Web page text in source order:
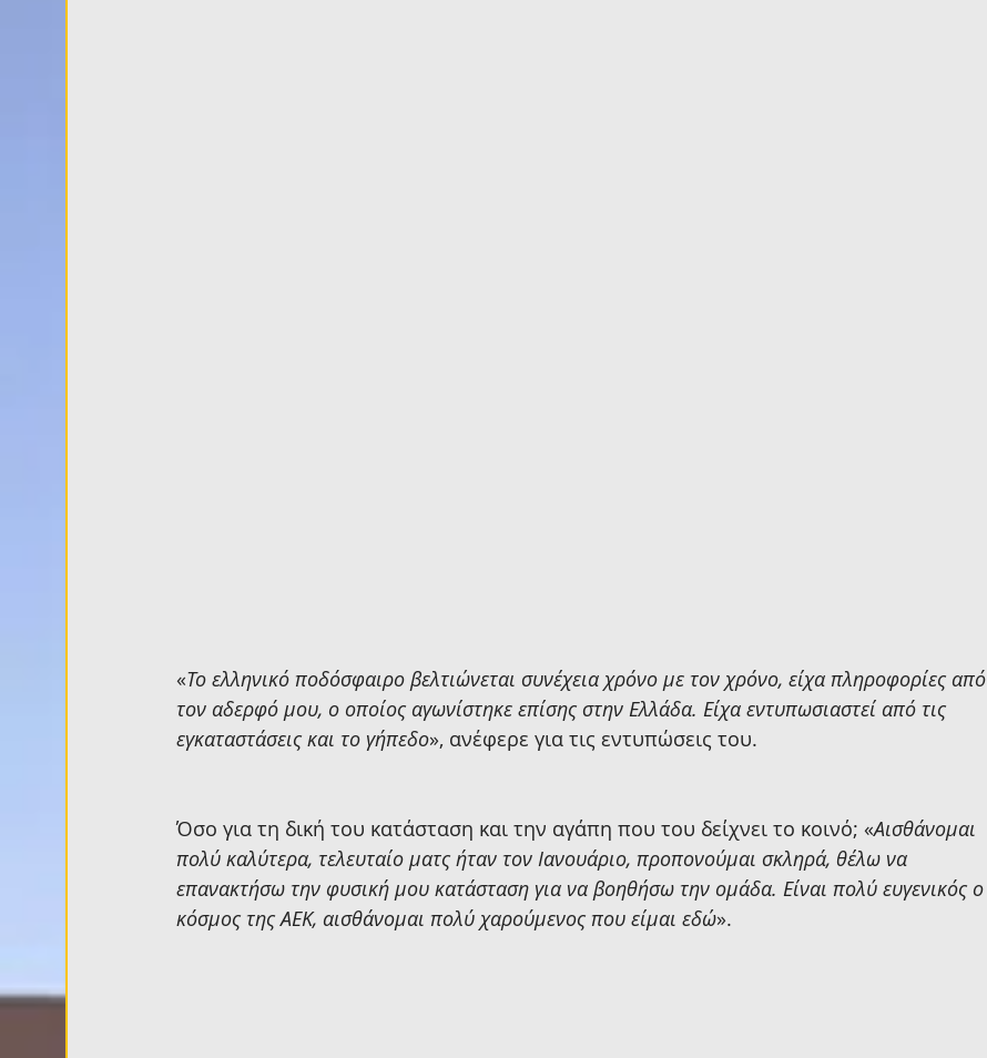
«Το ελληνικό ποδόσφαιρο βελτιώνεται συνέχεια χρόνο με τον χρόνο, είχα πληροφορίες από
τον αδερφό μου, ο οποίος αγωνίστηκε επίσης στην Ελλάδα. Είχα εντυπωσιαστεί από τις
εγκαταστάσεις και το γήπεδο», ανέφερε για τις εντυπώσεις του.
Όσο για τη δική του κατάσταση και την αγάπη που του δείχνει το κοινό; «Αισθάνομαι
πολύ καλύτερα, τελευταίο ματς ήταν τον Ιανουάριο, προπονούμαι σκληρά, θέλω να
επανακτήσω την φυσική μου κατάσταση για να βοηθήσω την ομάδα. Είναι πολύ ευγενικός ο
κόσμος της ΑΕΚ, αισθάνομαι πολύ χαρούμενος που είμαι εδώ».